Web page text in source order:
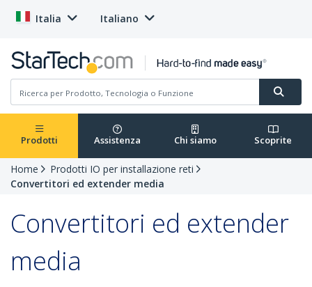
Italia Italiano
Prodotti Assistenza Chi siamo Scoprite
Home
Prodotti IO per installazione reti
Convertitori ed extender media
Convertitori ed extender
media